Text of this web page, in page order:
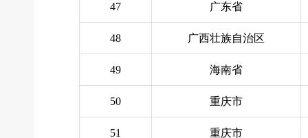
47 广东省
48 广西壮族自治区
49 海南省
50 重庆市
51 重庆市